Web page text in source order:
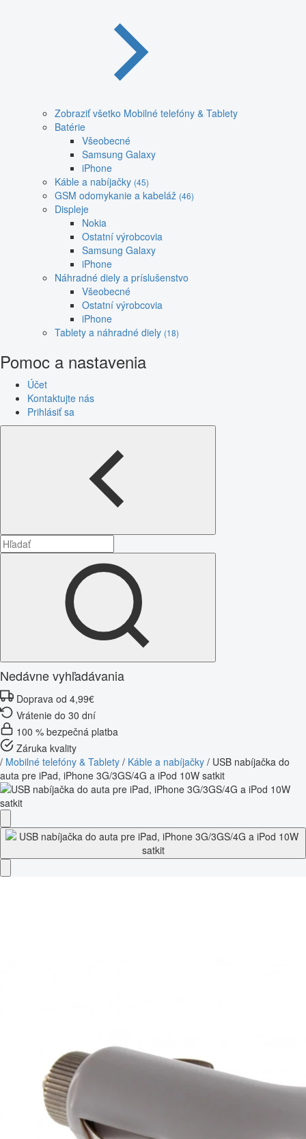
Zobraziť všetko Mobilné telefóny & Tablety
Batérie
Všeobecné
Samsung Galaxy
iPhone
Káble a nabíjačky (45)
GSM odomykanie a kabeláž (46)
Displeje
Nokia
Ostatní výrobcovia
Samsung Galaxy
iPhone
Náhradné diely a príslušenstvo
Všeobecné
Ostatní výrobcovia
iPhone
Tablety a náhradné diely (18)
Pomoc a nastavenia
Účet
Kontaktujte nás
Prihlásiť sa
Nedávne vyhľadávania
Doprava od 4,99€
Vrátenie do 30 dní
100 % bezpečná platba
Záruka kvality
/ Mobilné telefóny & Tablety / Káble a nabíjačky / USB nabíjačka do
auta pre iPad, iPhone 3G/3GS/4G a iPod 10W satkit